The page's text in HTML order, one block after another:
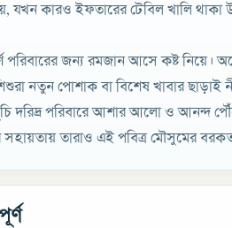
যখন কারও ইফতারের টেবিল খালি
পরিবারের জন্য রমজান আসে কষ্ট নিয়ে।
নতুন পোশাক বা বিশেষ খাবার ছাড়াই
দরিদ্র পরিবারে আশার আলো ও আনন্দ
সহায়তায় তারাও এই পবিত্র মৌসুমের